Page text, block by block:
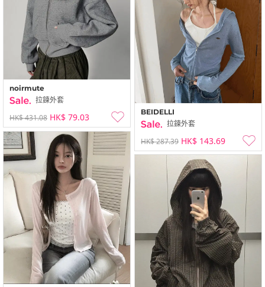
noirmute
拉鍊外套
HK$ 431.08 HK$ 79.03 BEIDELLI
拉鍊外套
HK$ 287.39 HK$ 143.69